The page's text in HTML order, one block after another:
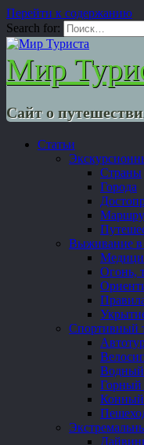
Перейти к содержанию
Search for:
Мир
Сайт о
Статьи
Страны
Города
Выживание в
Огонь,
Спортивный
Водный
Горный
Конный